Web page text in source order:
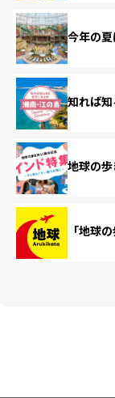
今年の夏
知れば
地球の
「地球